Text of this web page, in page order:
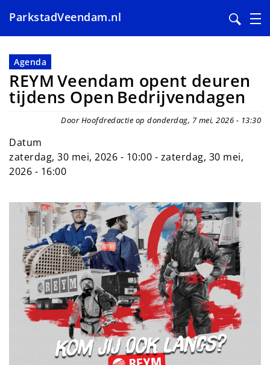
en
naar
de
inhoud
ParkstadVeendam.nl
Agenda
REYM Veendam opent deuren
tijdens Open Bedrijvendagen
Door Hoofdredactie op donderdag, 7 mei, 2026 - 13:30
Datum
zaterdag, 30 mei, 2026 - 10:00 - zaterdag, 30 mei,
2026 - 16:00